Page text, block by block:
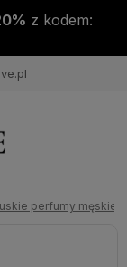
z kodem:
perfumy męskie